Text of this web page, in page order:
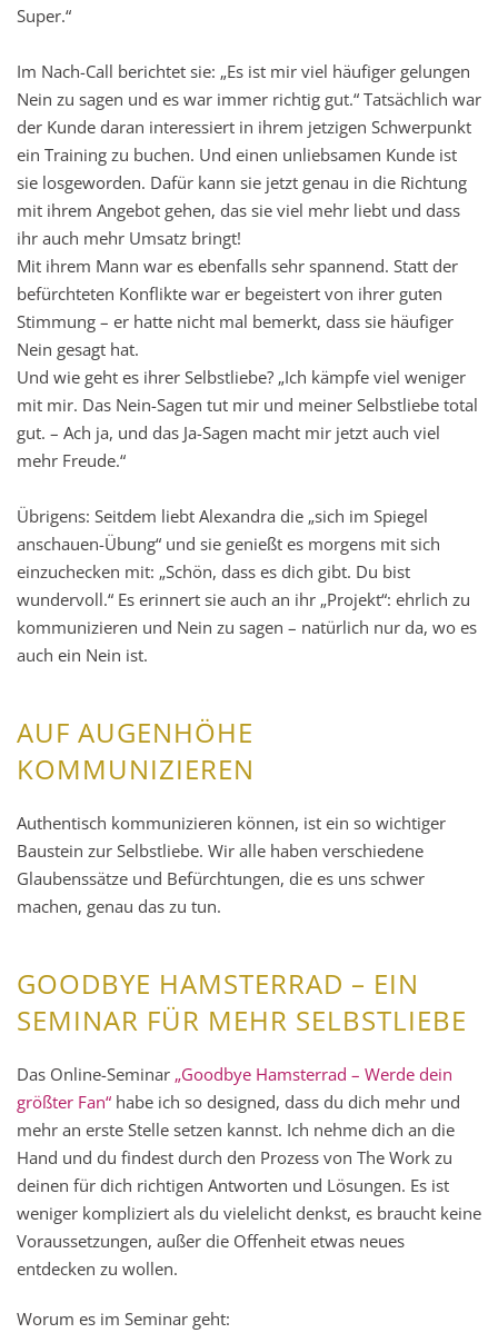
Super.“
Im Nach-Call berichtet sie: „Es ist mir viel häufiger gelungen
Nein zu sagen und es war immer richtig gut.“ Tatsächlich war
der Kunde daran interessiert in ihrem jetzigen Schwerpunkt
ein Training zu buchen. Und einen unliebsamen Kunde ist
sie losgeworden. Dafür kann sie jetzt genau in die Richtung
mit ihrem Angebot gehen, das sie viel mehr liebt und dass
ihr auch mehr Umsatz bringt!
Mit ihrem Mann war es ebenfalls sehr spannend. Statt der
befürchteten Konflikte war er begeistert von ihrer guten
Stimmung – er hatte nicht mal bemerkt, dass sie häufiger
Nein gesagt hat.
Und wie geht es ihrer Selbstliebe? „Ich kämpfe viel weniger
mit mir. Das Nein-Sagen tut mir und meiner Selbstliebe total
gut. – Ach ja, und das Ja-Sagen macht mir jetzt auch viel
mehr Freude.“
Übrigens: Seitdem liebt Alexandra die „sich im Spiegel
anschauen-Übung“ und sie genießt es morgens mit sich
einzuchecken mit: „Schön, dass es dich gibt. Du bist
wundervoll.“ Es erinnert sie auch an ihr „Projekt“: ehrlich zu
kommunizieren und Nein zu sagen – natürlich nur da, wo es
auch ein Nein ist.
AUF AUGENHÖHE
KOMMUNIZIEREN
Authentisch kommunizieren können, ist ein so wichtiger
Baustein zur Selbstliebe. Wir alle haben verschiedene
Glaubenssätze und Befürchtungen, die es uns schwer
machen, genau das zu tun.
GOODBYE HAMSTERRAD – EIN
SEMINAR FÜR MEHR SELBSTLIEBE
Das Online-Seminar „Goodbye Hamsterrad – Werde dein
größter Fan“ habe ich so designed, dass du dich mehr und
mehr an erste Stelle setzen kannst. Ich nehme dich an die
Hand und du findest durch den Prozess von The Work zu
deinen für dich richtigen Antworten und Lösungen. Es ist
weniger kompliziert als du vielelicht denkst, es braucht keine
Voraussetzungen, außer die Offenheit etwas neues
entdecken zu wollen.
Worum es im Seminar geht: